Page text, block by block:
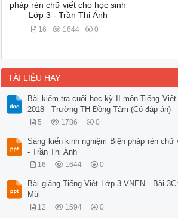
pháp rèn chữ viết cho học sinh
Lớp 3 - Trần Thị Ánh
16 1644 0
TÀI LIỆU HAY
Bài kiểm tra cuối học kỳ II môn Tiếng
2018 - Trường TH Đồng Tâm (Có đáp án)
5 1786 0
Sáng kiến kinh nghiệm Biện pháp rèn
- Trần Thị Ánh
16 1644 0
Bài giảng Tiếng Việt Lớp 3 VNEN - Bài
Mùi
12 1594 0